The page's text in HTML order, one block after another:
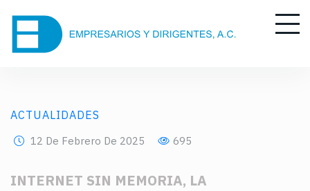
ACTUALIDADES
12 De Febrero De 2025 695
INTERNET SIN MEMORIA, LA